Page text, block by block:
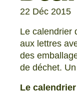
22 Déc 2015
Le calendrier
aux lettres
des
de déchet.
Le